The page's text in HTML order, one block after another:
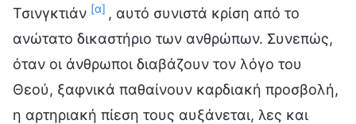
Τσινγκτιάν [α] , αυτό συνιστά κρίση από το
ανώτατο δικαστήριο των ανθρώπων. Συνεπώς,
όταν οι άνθρωποι διαβάζουν τον λόγο του
Θεού, ξαφνικά παθαίνουν καρδιακή προσβολή,
η αρτηριακή πίεση τους αυξάνεται, λες και